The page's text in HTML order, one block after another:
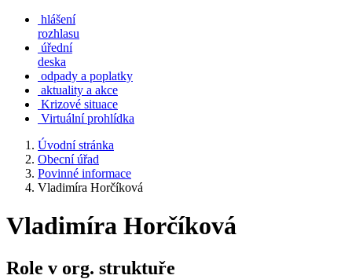
hlášení
rozhlasu
úřední
deska
odpady a poplatky
aktuality a akce
Krizové situace
Virtuální prohlídka
Úvodní stránka
Obecní úřad
Povinné informace
Vladimíra Horčíková
Vladimíra Horčíková
Role v org. struktuře